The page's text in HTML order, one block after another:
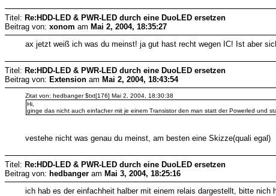
Titel: Re:HDD-LED & PWR-LED durch eine DuoLED ersetzen
Beitrag von: xonom am Mai 2, 2004, 18:35:27
ax jetzt weiß ich was du meinst! ja gut hast recht wegen IC! Ist aber
Titel: Re:HDD-LED & PWR-LED durch eine DuoLED ersetzen
Beitrag von: Extension am Mai 2, 2004, 18:43:54
Zitat von: hedbanger $txt[176] Mai 2, 2004, 18:30:38
Hi,
ginge das nicht auch einfacher mit je einem Transistor den man statt der Powerled und
vestehe nicht was genau du meinst, am besten eine Skizze(quali egal)
Titel: Re:HDD-LED & PWR-LED durch eine DuoLED ersetzen
Beitrag von: hedbanger am Mai 3, 2004, 18:25:16
ich hab es der einfachheit halber mit einem relais dargestellt, bitte nich